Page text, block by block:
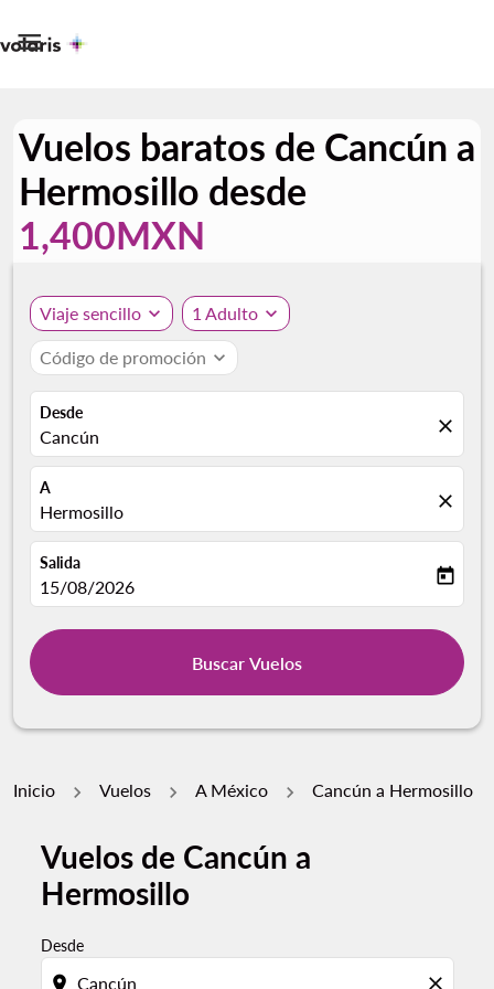

Vuelos baratos de Cancún a
Hermosillo desde
1,400MXN
Viaje sencillo expand_more 1 Adulto expand_more
Código de promoción expand_more
Desde
Cancún close
A
Hermosillo close
Salida
fc-booking-departure-date-aria-label
15/08/2026 today
Buscar Vuelos
Inicio Vuelos A México Cancún a Hermosillo
Vuelos de Cancún a
Hermosillo
Desde
location_on close